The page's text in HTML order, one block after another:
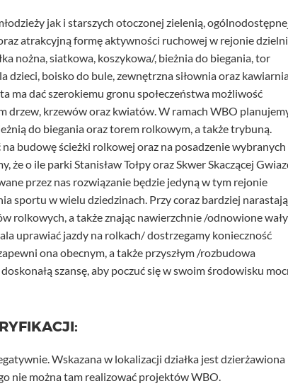
jak i starszych otoczonej zielenią,
atrakcyjną formę aktywności ruchowej w rejonie
nożna, siatkowa, koszykowa/, bieżnia do biegania, tor
dzieci, boisko do bule, zewnętrzna siłownia oraz
ma dać szerokiemu gronu społeczeństwa możliwość
drzew, krzewów oraz kwiatów. W ramach WBO
do biegania oraz torem rolkowym, a także trybuną.
budowę ścieżki rolkowej oraz na posadzenie wybranych
o ile parki Stanisław Tołpy oraz Skwer Skaczącej
przez nas rozwiązanie będzie jedyną w tym rejonie
sportu w wielu dziedzinach. Przy coraz bardziej
rolkowych, a także znając nawierzchnie /odnowione wały
uprawiać jazdy na rolkach/ dostrzegamy konieczność
ona obecnym, a także przyszłym /rozbudowa
szansę, aby poczuć się w swoim środowisku
Wskazana w lokalizacji działka jest dzierżawiona
nie można tam realizować projektów WBO.